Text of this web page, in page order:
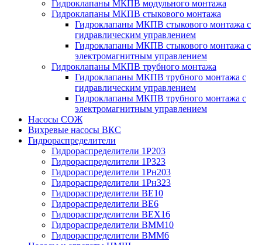
Гидроклапаны МКПВ модульного монтажа
Гидроклапаны МКПВ стыкового монтажа
Гидроклапаны МКПВ стыкового монтажа с
гидравлическим управлением
Гидроклапаны МКПВ стыкового монтажа с
электромагнитным управлением
Гидроклапаны МКПВ трубного монтажа
Гидроклапаны МКПВ трубного монтажа с
гидравлическим управлением
Гидроклапаны МКПВ трубного монтажа с
электромагнитным управлением
Насосы СОЖ
Вихревые насосы ВКС
Гидрораспределители
Гидрораспределители 1Р203
Гидрораспределители 1Р323
Гидрораспределители 1Рн203
Гидрораспределители 1Рн323
Гидрораспределители ВЕ10
Гидрораспределители ВЕ6
Гидрораспределители ВЕХ16
Гидрораспределители ВММ10
Гидрораспределители ВММ6